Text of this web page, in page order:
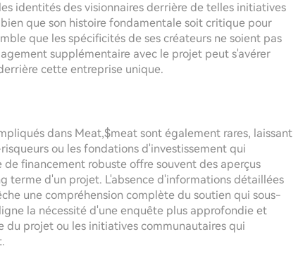
identités des visionnaires derrière de telles initiatives
que son histoire fondamentale soit critique pour
que les spécificités de ses créateurs ne soient pas
supplémentaire avec le projet peut s'avérer
cette entreprise unique.
dans Meat,$meat sont également rares, laissant
ou les fondations d'investissement qui
financement robuste offre souvent des aperçus
terme d'un projet. L'absence d'informations détaillées
une compréhension complète du soutien qui sous-
la nécessité d'une enquête plus approfondie et
du projet ou les initiatives communautaires qui